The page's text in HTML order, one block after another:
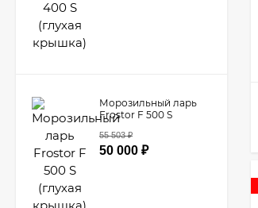
Морозильный ларь
Frostor F 500 S
55 503₽
50 000 ₽